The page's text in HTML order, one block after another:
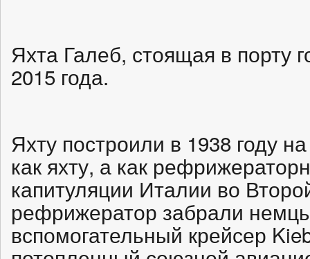
Яхта Галеб, стоящая в порту
2015 года.
Яхту построили в 1938 году
как яхту, а как
капитуляции Италии во
рефрижератор забрали
вспомогательный крейсер